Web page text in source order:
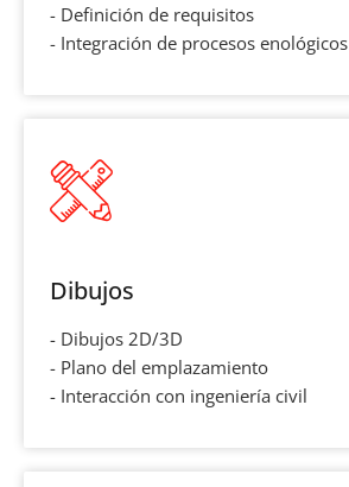
- Definición de requisitos
- Integración de procesos enológicos
Dibujos
- Dibujos 2D/3D
- Plano del emplazamiento
- Interacción con ingeniería civil